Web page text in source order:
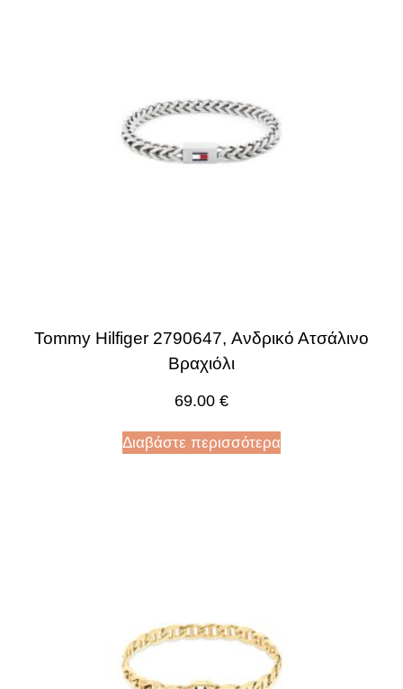
Tommy Hilfiger 2790647, Ανδρικό Ατσάλινο
Βραχιόλι
69.00 €
Διαβάστε περισσότερα